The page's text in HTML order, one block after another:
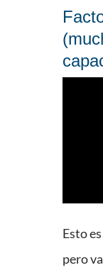
Esto
pero va